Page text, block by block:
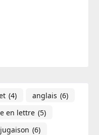
(4) anglais (6)
en lettre (5)
(6)